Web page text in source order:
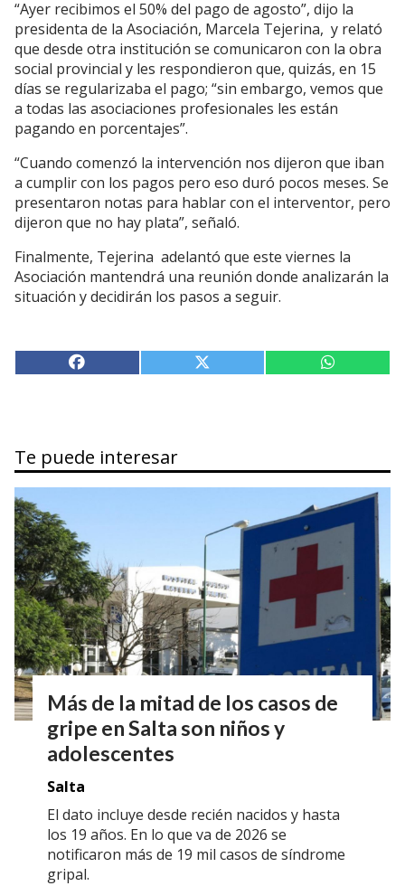
“Ayer recibimos el 50% del pago de agosto”, dijo la
presidenta de la Asociación, Marcela Tejerina, y relató
que desde otra institución se comunicaron con la obra
social provincial y les respondieron que, quizás, en 15
días se regularizaba el pago; “sin embargo, vemos que
a todas las asociaciones profesionales les están
pagando en porcentajes”.
“Cuando comenzó la intervención nos dijeron que iban
a cumplir con los pagos pero eso duró pocos meses. Se
presentaron notas para hablar con el interventor, pero
dijeron que no hay plata”, señaló.
Finalmente, Tejerina adelantó que este viernes la
Asociación mantendrá una reunión donde analizarán la
situación y decidirán los pasos a seguir.
Te puede interesar
Más de la mitad de los casos de
gripe en Salta son niños y
adolescentes
Salta
El dato incluye desde recién nacidos y hasta
los 19 años. En lo que va de 2026 se
notificaron más de 19 mil casos de síndrome
gripal.